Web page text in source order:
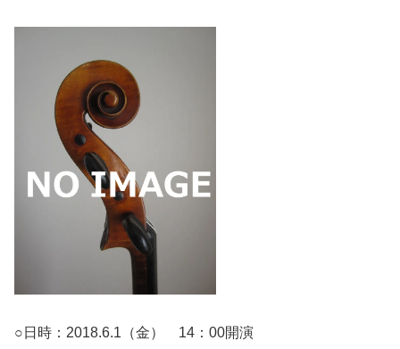
○日時：2018.6.1（金） 14：00開演